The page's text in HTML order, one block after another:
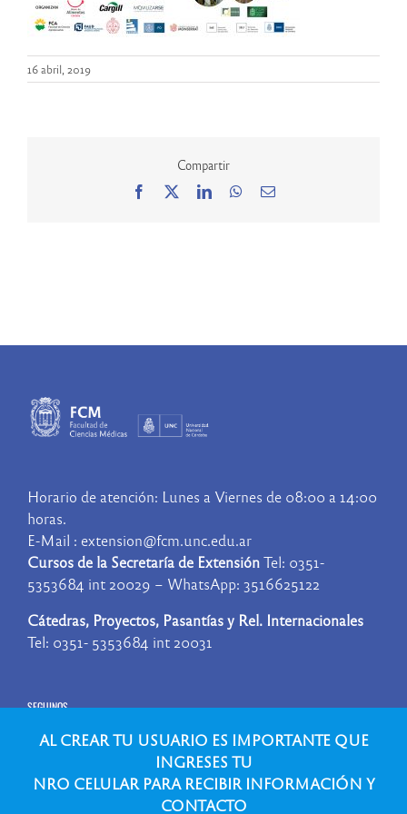
16 abril, 2019
Compartir
Facebook LinkedInWhatsApp
Correo
Horario de atención: Lunes a Viernes de 08:00 a 14:00
horas.
E-Mail : extension@fcm.unc.edu.ar
Cursos de la Secretaría de ExtensiónTel: 0351-
5353684 int 20029 – WhatsApp: 3516625122
Cátedras, Proyectos, Pasantías y Rel. Internacionales
Tel: 0351- 5353684 int 20031
SEGUINOS
AL CREAR TU USUARIO ES IMPORTANTE QUE
INGRESES TU
NRO CELULAR PARA RECIBIR INFORMACIÓN Y
CONTACTO